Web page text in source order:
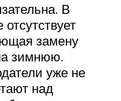
В
замену
зимнюю.
уже не
над